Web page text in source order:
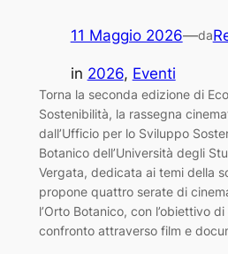
11 Maggio 2026—da
in 2026, Eventi
Torna la seconda edizione di
Sostenibilità, la rassegna
dall’Ufficio per lo Sviluppo
Botanico dell’Università degli
Vergata, dedicata ai temi della
propone quattro serate di
l’Orto Botanico, con l’obiettivo
confronto attraverso film e